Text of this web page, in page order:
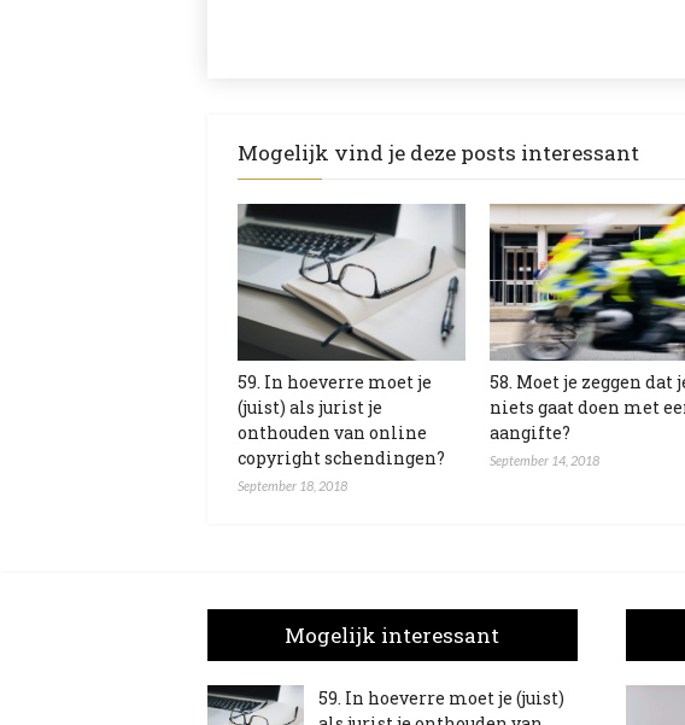
Mogelijk vind je deze posts interessant
59. In hoeverre moet je
(juist) als jurist je
onthouden van online
copyright schendingen?
September 18, 2018
58. Moet je zeggen dat
niets gaat doen met
aangifte?
September 14, 2018
Mogelijk interessant
59. In hoeverre moet je (juist)